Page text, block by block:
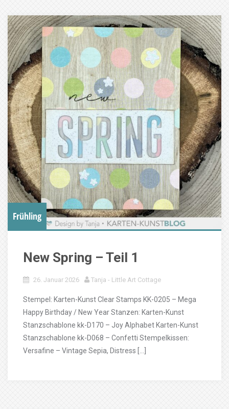
Frühling
New Spring – Teil 1
26. Januar 2026 Tanja - Little Art Cottage
Stempel: Karten-Kunst Clear Stamps KK-0205 – Mega
Happy Birthday / New Year Stanzen: Karten-Kunst
Stanzschablone kk-D170 – Joy Alphabet Karten-Kunst
Stanzschablone kk-D068 – Confetti Stempelkissen:
Versafine – Vintage Sepia, Distress […]